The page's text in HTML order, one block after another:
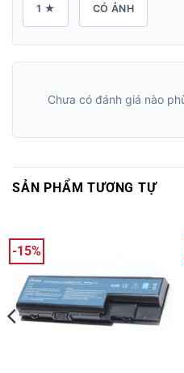
1 ★ CÓ ẢNH
Chưa có đánh giá nào
SẢN PHẨM TƯƠNG TỰ
-15%